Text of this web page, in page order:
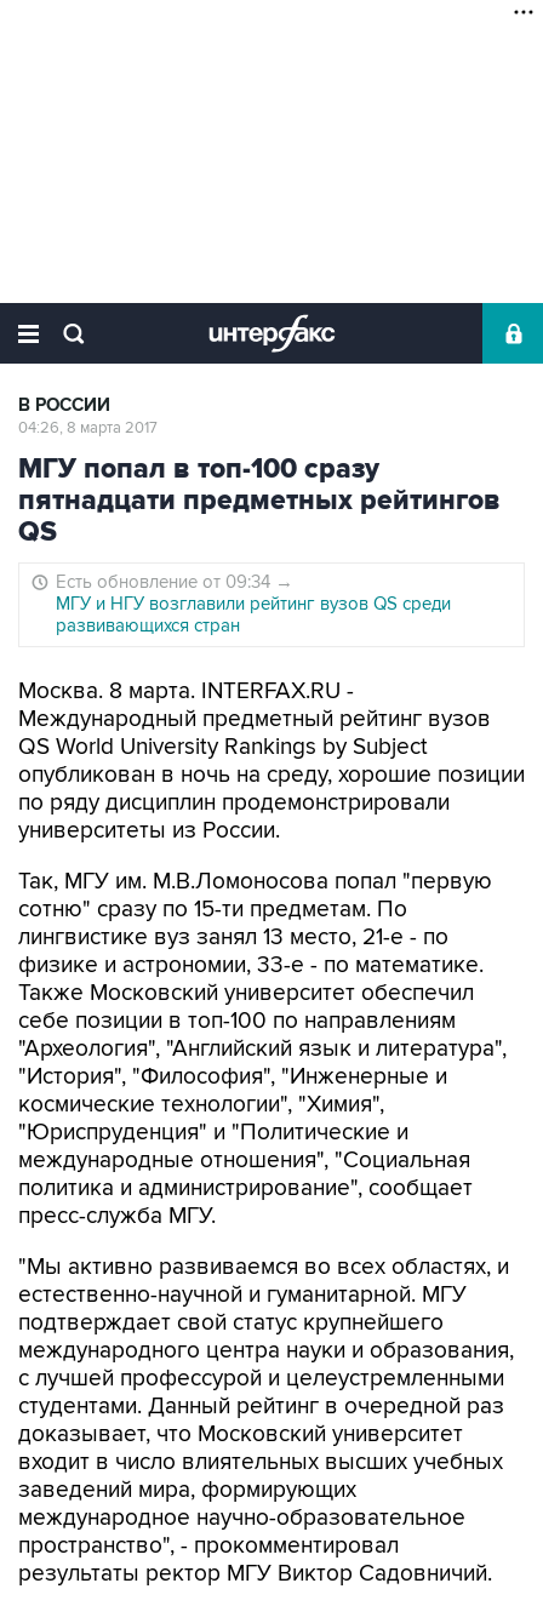
В РОССИИ
04:26, 8 марта 2017
МГУ попал в топ-100 сразу
пятнадцати предметных рейтингов
QS
Есть обновление от 09:34 →
МГУ и НГУ возглавили рейтинг вузов QS среди
развивающихся стран
Москва. 8 марта. INTERFAX.RU -
Международный предметный рейтинг вузов
QS World University Rankings by Subject
опубликован в ночь на среду, хорошие позиции
по ряду дисциплин продемонстрировали
университеты из России.
Так, МГУ им. М.В.Ломоносова попал "первую
сотню" сразу по 15-ти предметам. По
лингвистике вуз занял 13 место, 21-е - по
физике и астрономии, 33-е - по математике.
Также Московский университет обеспечил
себе позиции в топ-100 по направлениям
"Археология", "Английский язык и литература",
"История", "Философия", "Инженерные и
космические технологии", "Химия",
"Юриспруденция" и "Политические и
международные отношения", "Социальная
политика и администрирование", сообщает
пресс-служба МГУ.
"Мы активно развиваемся во всех областях, и
естественно-научной и гуманитарной. МГУ
подтверждает свой статус крупнейшего
международного центра науки и образования,
с лучшей профессурой и целеустремленными
студентами. Данный рейтинг в очередной раз
доказывает, что Московский университет
входит в число влиятельных высших учебных
заведений мира, формирующих
международное научно-образовательное
пространство", - прокомментировал
результаты ректор МГУ Виктор Садовничий.